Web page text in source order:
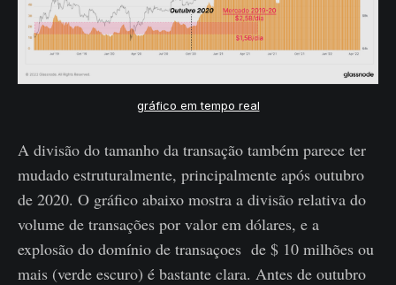
gráfico em tempo real
A divisão do tamanho da transação também parece ter
mudado estruturalmente, principalmente após outubro
de 2020. O gráfico abaixo mostra a divisão relativa do
volume de transações por valor em dólares, e a
explosão do domínio de transaçoes de $ 10 milhões ou
mais (verde escuro) é bastante clara. Antes de outubro